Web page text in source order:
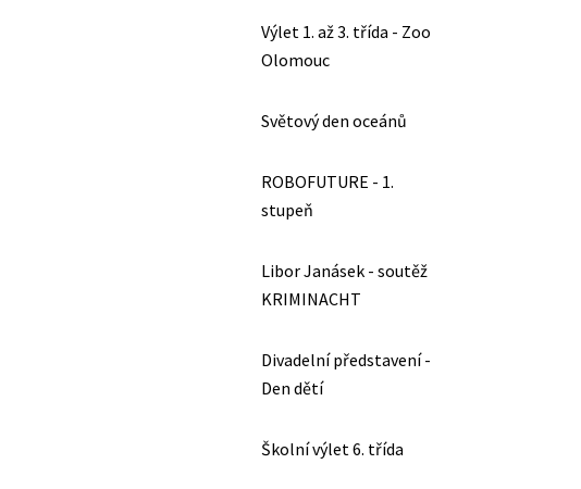
Výlet 1. až 3. třída - Zoo
Olomouc
Světový den oceánů
ROBOFUTURE - 1.
stupeň
Libor Janásek - soutěž
KRIMINACHT
Divadelní představení -
Den dětí
Školní výlet 6. třída